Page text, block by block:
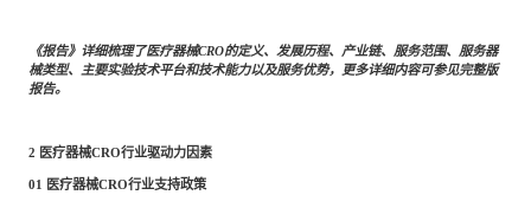
《报告》详细梳理了医疗器械CRO的定义、发展历程、产业链、服务范围、服务器
械类型、主要实验技术平台和技术能力以及服务优势，更多详细内容可参见完整版
报告。
2 医疗器械CRO行业驱动力因素
01 医疗器械CRO行业支持政策